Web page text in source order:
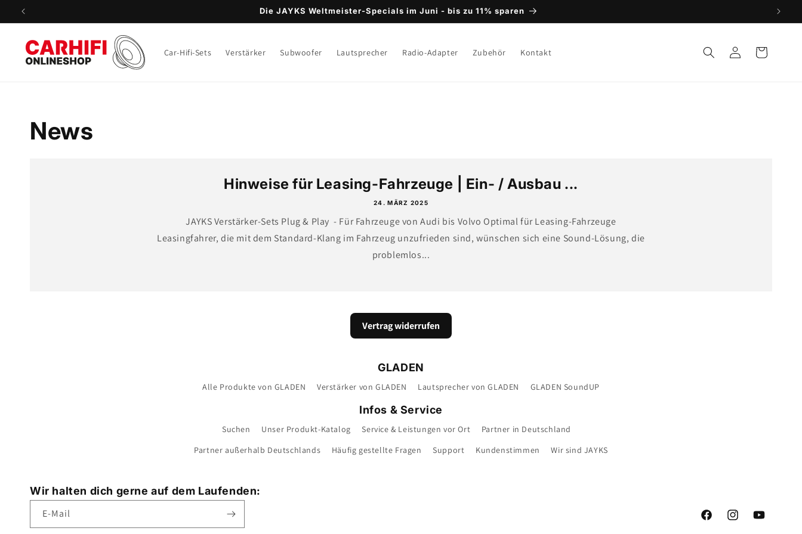
zum
Inhalt
Die JAYKS Weltmeister-Specials im Juni - bis zu 11% sparen
Car-Hifi-Sets Verstärker Subwoofer Lautsprecher Radio-Adapter Zubehör Kontakt EinloggenWarenkorb
News
Hinweise für Leasing-Fahrzeuge | Ein- / Ausbau ...
24. MÄRZ 2025
JAYKS Verstärker-Sets Plug & Play - Für Fahrzeuge von Audi bis Volvo Optimal für Leasing-Fahrzeuge
Leasingfahrer, die mit dem Standard-Klang im Fahrzeug unzufrieden sind, wünschen sich eine Sound-Lösung, die
problemlos...
Vertrag widerrufen
GLADEN
Alle Produkte von GLADEN Verstärker von GLADEN Lautsprecher von GLADEN GLADEN SoundUP
Infos & Service
Suchen Unser Produkt-Katalog Service & Leistungen vor Ort
Partner in Deutschland
Partner außerhalb Deutschlands
Häufig gestellte Fragen Support Kundenstimmen Wir sind JAYKS
Wir halten dich gerne auf dem Laufenden:
E-Mail
FacebookInstagramYouTube